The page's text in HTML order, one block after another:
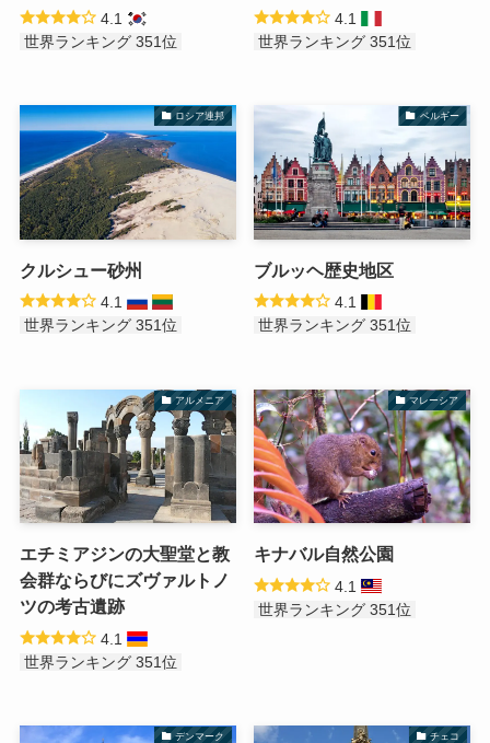
4.1
世界ランキング 351位
4.1
世界ランキング 351位
ロシア連邦
クルシュー砂州
4.1
世界ランキング 351位
ベルギー
ブルッヘ歴史地区
4.1
世界ランキング 351位
アルメニア
エチミアジンの大聖堂と教
会群ならびにズヴァルトノ
ツの考古遺跡
4.1
世界ランキング 351位
マレーシア
キナバル自然公園
4.1
世界ランキング 351位
デンマーク チェコ